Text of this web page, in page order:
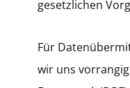
gesetzlichen
Für
wir uns